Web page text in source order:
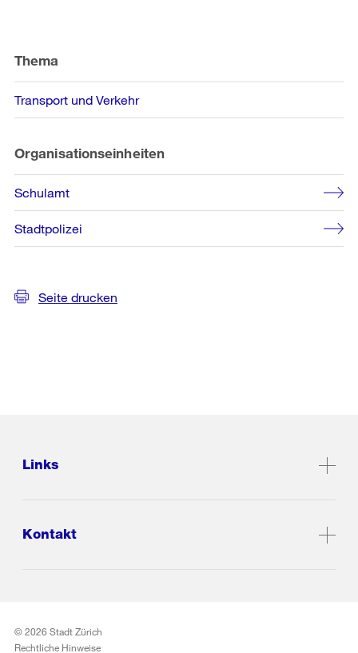
Informationen
Thema
Transport und Verkehr
Organisationseinheiten
Schulamt
Stadtpolizei
Seite drucken
Links
Kontakt
© 2026 Stadt Zürich
Rechtliche Hinweise